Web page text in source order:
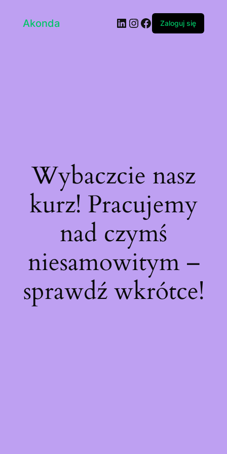
Akonda LinkedIn
Instagram
Facebook
Zaloguj się
Wybaczcie nasz
kurz! Pracujemy
nad czymś
niesamowitym –
sprawdź wkrótce!